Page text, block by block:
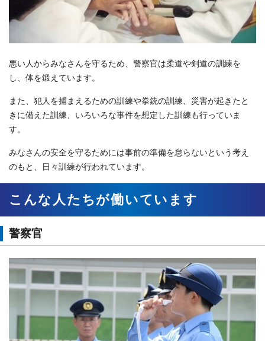
悪い人からみなさんを守るため、警察官は柔道や剣道の訓練を
し、体を鍛えています。
また、犯人を捕まえるための訓練や拳銃の訓練、災害が起きたと
きに備えた訓練、いろいろな事件を想定した訓練も行っていま
す。
みなさんの安全を守るためには事前の準備を怠らないという考え
のもと、日々訓練が行われています。
こんな人たちが働いています
警察官